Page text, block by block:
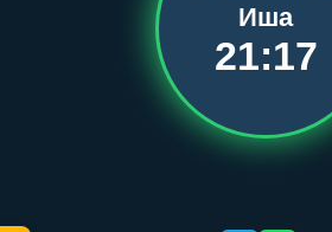
Иша
21:17